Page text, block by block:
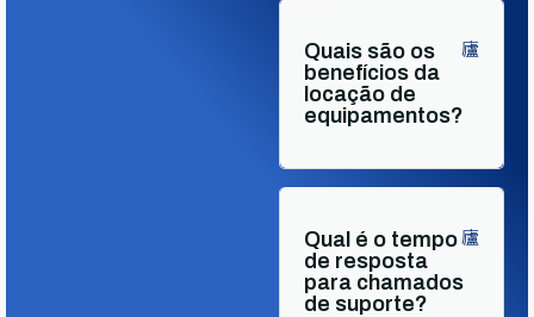
Quais são os
benefícios da
locação de
equipamentos?
Qual é o tempo
de resposta
para chamados
de suporte?